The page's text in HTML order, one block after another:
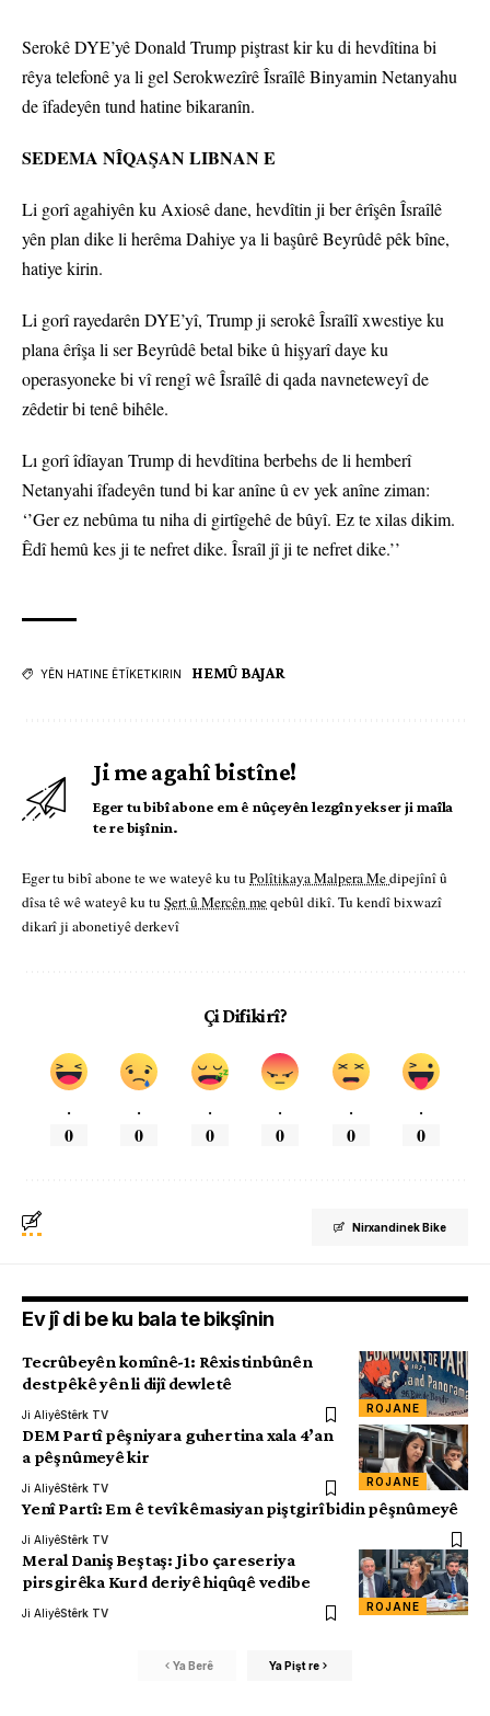
Serokê DYE’yê Donald Trump piştrast kir ku di hevdîtina bi
rêya telefonê ya li gel Serokwezîrê Îsraîlê Binyamin Netanyahu
de îfadeyên tund hatine bikaranîn.
SEDEMA NÎQAŞAN LIBNAN E
Li gorî agahiyên ku Axiosê dane, hevdîtin ji ber êrîşên Îsraîlê
yên plan dike li herêma Dahiye ya li başûrê Beyrûdê pêk bîne,
hatiye kirin.
Li gorî rayedarên DYE’yî, Trump ji serokê Îsraîlî xwestiye ku
plana êrîşa li ser Beyrûdê betal bike û hişyarî daye ku
operasyoneke bi vî rengî wê Îsraîlê di qada navneteweyî de
zêdetir bi tenê bihêle.
Lı gorî îdîayan Trump di hevdîtina berbehs de li hemberî
Netanyahi îfadeyên tund bi kar anîne û ev yek anîne ziman:
‘’Ger ez nebûma tu niha di girtîgehê de bûyî. Ez te xilas dikim.
Êdî hemû kes ji te nefret dike. Îsraîl jî ji te nefret dike.’’
YÊN HATINE ÊTÎKETKIRIN HEMÛ BAJAR
Ji me agahî bistîne!
Eger tu bibî abone em ê nûçeyên lezgîn yekser ji maîla
te re bişînin.
Eger tu bibî abone te we wateyê ku tu Polîtikaya Malpera Medipejînî û
dîsa tê wê wateyê ku tu Şert û Mercên meqebûl dikî. Tu kendî bixwazî
dikarî ji abonetiyê derkevî
Çi Difikirî?
.
0
.
0
.
0
.
0
.
0
.
0
Nirxandinek Bike
Ev jî di be ku bala te bikşînin
ROJANE
Tecrûbeyên komînê-1: Rêxistinbûnên
destpêkê yên li dijî dewletê
Ji AliyêStêrk TV
ROJANE
DEM Partî pêşniyara guhertina xala 4’an
a pêşnûmeyê kir
Ji AliyêStêrk TV
Yenî Partî: Em ê tevî kêmasiyan piştgirî bidin pêşnûmeyê
Ji AliyêStêrk TV
ROJANE
Meral Daniş Beştaş: Ji bo çareseriya
pirsgirêka Kurd deriyê hiqûqê vedibe
Ji AliyêStêrk TV
Ya Berê Ya Pişt re